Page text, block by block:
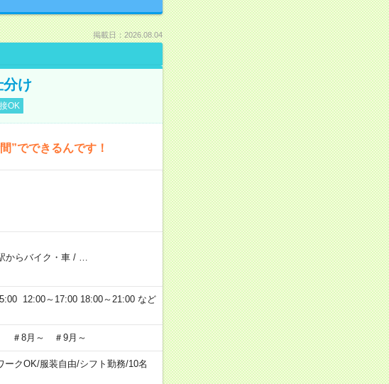
掲載日：2026.08.04
分け
OK
”でできるんです！
からバイク・車/
12:00～17:00 18:00～21:00 など
＃8月～ ＃9月～
ークOK/服装自由/シフト勤務/10名